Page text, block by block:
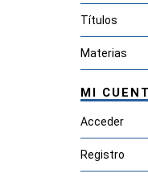
Títulos
Materias
MI
Acceder
Registro